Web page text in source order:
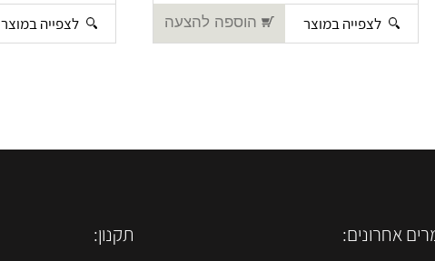
לצפייה במוצר הוספה להצעה לצפייה במוצר
אחרונים: תקנון: